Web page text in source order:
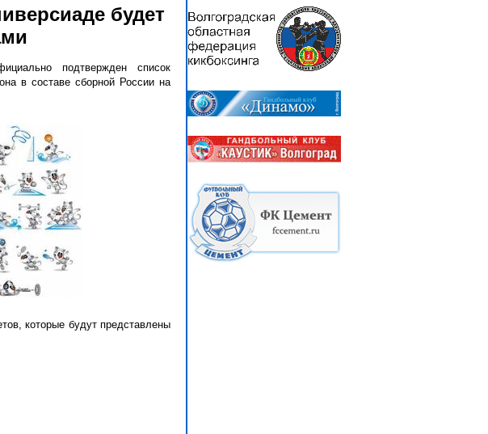
будет
подтвержден список
в составе сборной России на
которые будут представлены